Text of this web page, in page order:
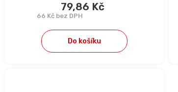
66 Kč bez DPH
79,86 Kč
Do košíku